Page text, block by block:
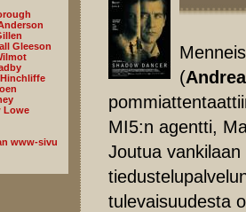
Gleeson
Lowe
www-sivu
(
MI5:n agentti,
Joutua
tulevaisuudesta